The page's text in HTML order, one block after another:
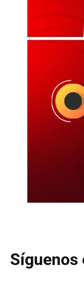
Síguenos